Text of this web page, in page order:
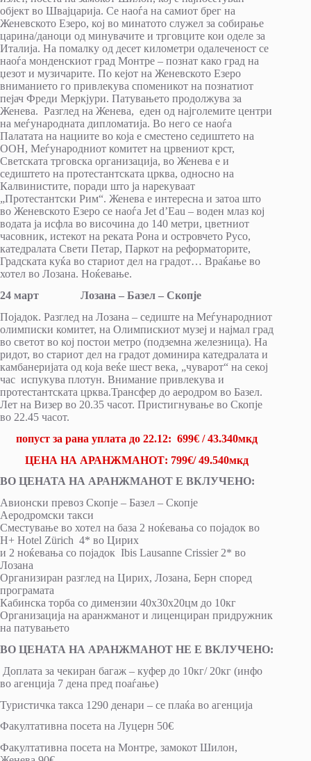
објект во Швајцарија. Се наоѓа на самиот брег на
Женевското Езеро, кој во минатото служел за собирање
царина/даноци од минувачите и трговците кои оделе за
Италија. На помалку од десет километри одалеченост се
наоѓа монденскиот град Монтре – познат како град на
џезот и музичарите. По кејот на Женевското Езеро
вниманието го привлекува споменикот на познатиот
пејач Фреди Меркјури. Патувањето продолжува за
Женева. Разглед на Женева, еден од најголемите центри
на меѓународната дипломатија. Во него се наоѓа
Палaтата на нациите во која е сместено седиштето на
ООН, Меѓународниот комитет на црвениот крст,
Светската трговска организација, во Женева е и
седиштето на протестантската црква, односно на
Калвинистите, поради што ја нарекуваат
„Протестантски Рим“. Женева е интересна и затоа што
во Женевското Езеро се наоѓа Jet d’Eau – воден млаз кој
водата ја исфла во височина до 140 метри, цветниот
часовник, истекот на реката Рона и островчето Русо,
катедралата Свети Петар, Паркот на реформаторите,
Градската куќа во стариот дел на градот… Враќање во
хотел во Лозана. Ноќевање.
24 март Лозана – Базел – Скопје
Појадок. Разглед на Лозана – седиште на Меѓународниот
олимписки комитет, на Олимпискиот музеј и најмал град
во светот во кој постои метро (подземна железница). На
ридот, во стариот дел на градот доминира катедралата и
камбанеријата од која веќе шест века, „чуварот“ на секој
час испукува плотун. Внимание привлекува и
протестантската црква.Трансфер до аеродром во Базел.
Лет на Визер во 20.35 часот. Пристигнување во Скопје
во 22.45 часот.
попуст за ранa уплатa до 22.12: 699€ / 43.340мкд
ЦЕНА НА АРАНЖМАНОТ: 799€/ 49.540мкд
ВО ЦЕНАТА НА АРАНЖМАНОТ Е ВКЛУЧЕНО:
Авионски превоз Скопје – Базел – Скопје
Аеродромски такси
Сместување во хотел на база 2 ноќевања со појадок во
H+ Hotel Zürich 4* во Цирих
и 2 ноќевања со појадок Ibis Lausanne Crissier 2* во
Лозана
Организиран разглед на Цирих, Лозана, Берн според
програмата
Кабинска торба со димензии 40х30х20цм до 10кг
Организација на аранжманот и лиценциран придружник
на патувањето
ВО ЦЕНАТА НА АРАНЖМАНОТ НЕ Е ВКЛУЧЕНО:
Доплата за чекиран багаж – куфер до 10кг/ 20кг (инфо
во агенција 7 дена пред поаѓање)
Туристичка такса 1290 денари – се плаќа во агенција
Факултативна посета на Луцерн 50€
Факултативна посета на Монтре, замокот Шилон,